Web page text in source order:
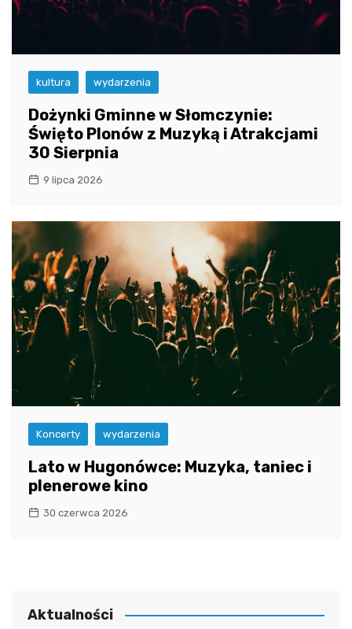
kultura wydarzenia
Dożynki Gminne w Słomczynie:
Święto Plonów z Muzyką i Atrakcjami
30 Sierpnia
9 lipca 2026
Koncerty wydarzenia
Lato w Hugonówce: Muzyka, taniec i
plenerowe kino
30 czerwca 2026
Aktualności